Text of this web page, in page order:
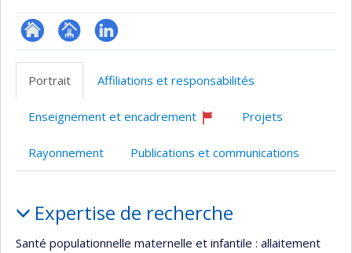
ResearchGate
Page
professionnelle
(faculté,département,école)
LinkedIn
Portrait
Affiliations et responsabilités
Enseignement et encadrement
professeur
Projets
Rayonnement Publications et communications
Expertise de recherche
Santé populationnelle maternelle et infantile : allaitement